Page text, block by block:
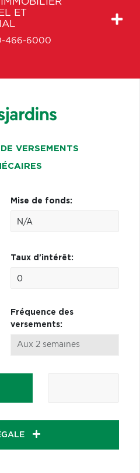
ET
466-6000
VERSEMENTS
Mise de fonds:
Taux d'intérêt:
Fréquence des
versements: